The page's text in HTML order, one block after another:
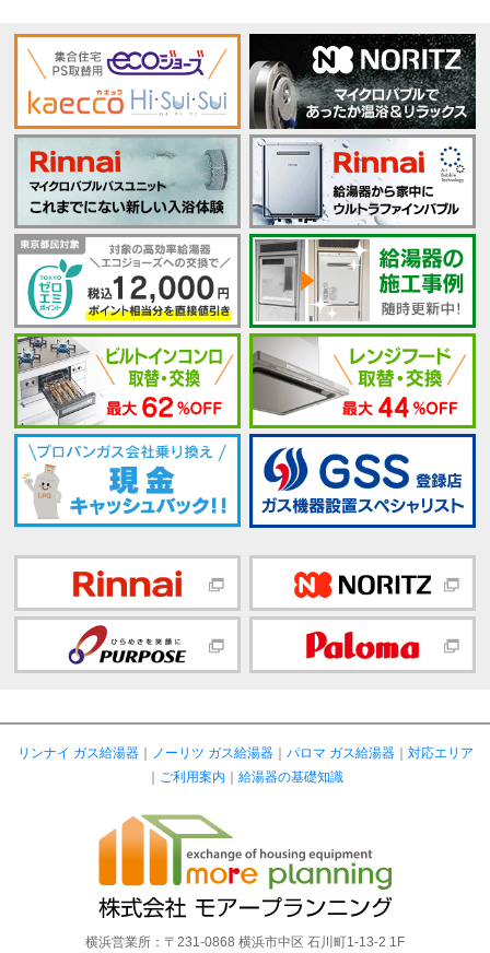
リンナイ ガス給湯器｜ ノーリツ ガス給湯器｜ パロマ ガス給湯器｜ 対応エリア
ご利用案内 給湯器の基礎知識
横浜営業所：〒231-0868 横浜市中区 石川町1-13-2 1F